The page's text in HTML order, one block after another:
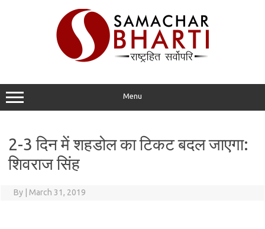
Menu
2-3 दिन में शहडोल का टिकट बदल जाएगा:
शिवराज सिंह
By March 31, 2019